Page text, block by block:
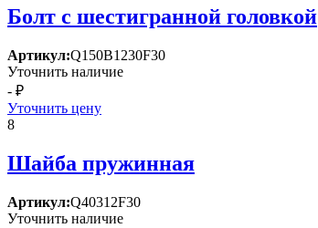
Болт с шестигранной головкой
Артикул:Q150B1230F30
Уточнить наличие
- ₽
Уточнить цену
8
Шайба пружинная
Артикул:Q40312F30
Уточнить наличие